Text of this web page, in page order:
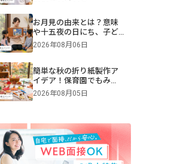
児別・ねらいや親子競
お月見の由来とは？意味
や十五夜の日にち、子ど
もへの伝え方【2026年最
2026年08月06日
簡単な秋の折り紙製作ア
イデア！保育園でもみ
じ・きのこ・トンボを作
2026年08月05日